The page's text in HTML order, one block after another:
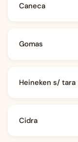
Caneca
Gomas
Heineken s/ tara
Cidra